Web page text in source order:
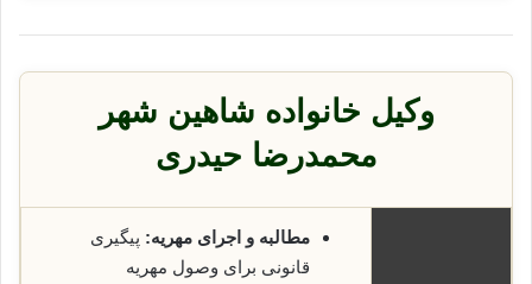
وکیل خانواده شاهین شهر
محمدرضا حیدری
مطالبه و اجرای مهریه: پیگیری
قانونی برای وصول مهریه